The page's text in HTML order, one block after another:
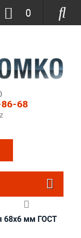
68
0
68х6 мм ГОСТ